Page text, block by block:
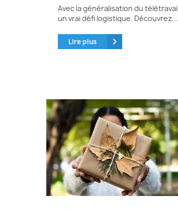
Avec la généralisation du
un vrai défi logistique. Découvrez...
Lire plus keyboard_arrow_right